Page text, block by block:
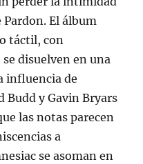
El álbum
táctil, con
disuelven en una
influencia de
Budd y Gavin Bryars
las notas parecen
a
se asoman en